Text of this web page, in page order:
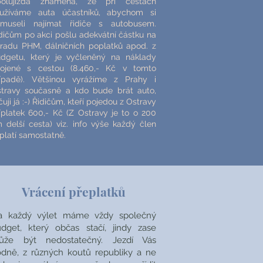
auta účastníků, abychom si
najímat řidiče s autobusem.
po akci pošlu adekvátní částku na
PHM, dálničních poplatků apod. z
který je vyčleněný na náklady
s cestou (8.460,- Kč v tomto
Většinou vyrážíme z Prahy i
současně a kdo bude brát auto,
já :-) Řidičům, kteří pojedou z Ostravy
600,- Kč (Z Ostravy je to o 200
delší cesta) viz. info výše každý člen
samostatně.
Vrácení přeplatků
každý výlet máme vždy společný
který občas stačí, jindy zase
být nedostatečný. Jezdí Vás
z různých koutů republiky a ne